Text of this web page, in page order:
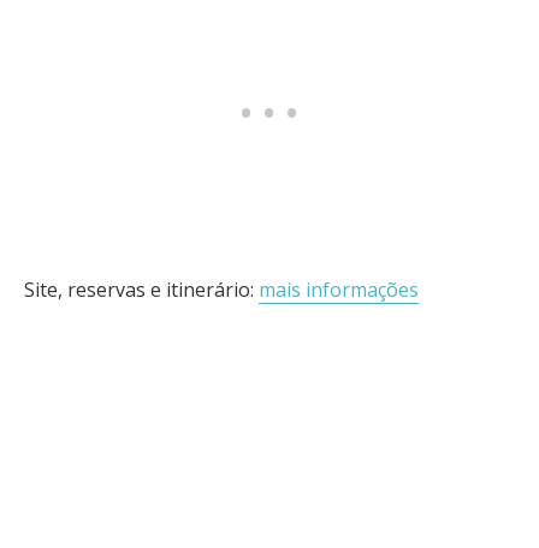
Site, reservas e itinerário: mais informações